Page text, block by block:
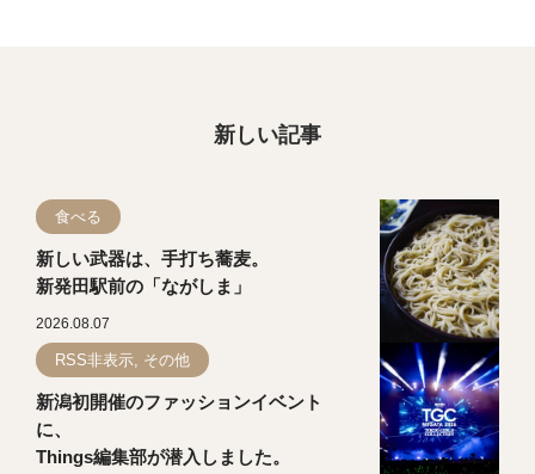
新しい記事
食べる
新しい武器は、手打ち蕎麦。
新発田駅前の「ながしま」
2026.08.07
RSS非表示, その他
新潟初開催のファッションイベント
に、
Things編集部が潜入しました。